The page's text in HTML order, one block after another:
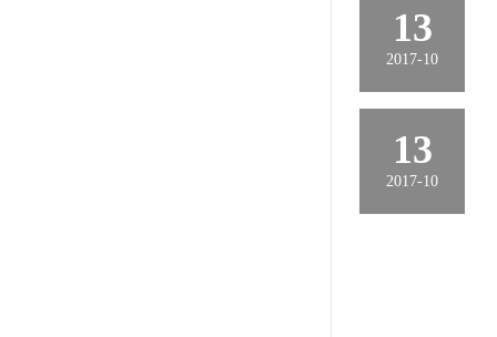
13
2017-10
13
2017-10